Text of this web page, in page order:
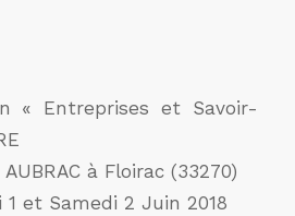
« Entreprises et Savoir-
à Floirac (33270)
1 et Samedi 2 Juin 2018